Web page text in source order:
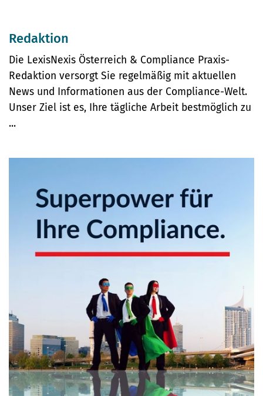
Redaktion
Die LexisNexis Österreich & Compliance Praxis-
Redaktion versorgt Sie regelmäßig mit aktuellen
News und Informationen aus der Compliance-Welt.
Unser Ziel ist es, Ihre tägliche Arbeit bestmöglich zu
...